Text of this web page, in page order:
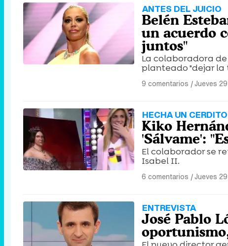
ANTES DEL JUICIO
Belén
un acuerdo
juntos"
La colaboradora de
planteado "dejar la
9 comentarios |Jueves
HECHA UN CERDITO
Kiko
'Sálvame':
El colaborador se
Isabel II.
6 comentarios |Jueves
ENTREVISTA
José Pablo